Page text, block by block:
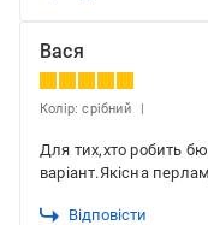
Вася
Колір: срібний
Для тих,хто робить
варіант.Якісна
Відповісти